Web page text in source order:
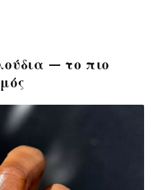
— το πιο